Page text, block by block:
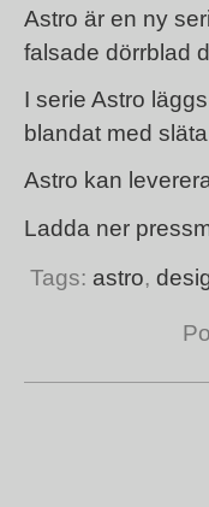
Astro är en ny
falsade dörrblad
I serie Astro
blandat med
Astro kan
Ladda ner
Tags: astro,